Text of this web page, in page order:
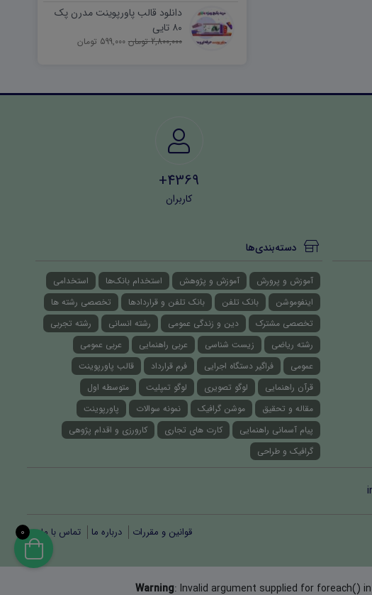
دانلود قالب پاورپوینت مدرن پک
۸۰ تایی
2,800,000 تومان 599,000 تومان
4369+
کاربران
دسته‌بندی‌ها
آموزش و پرورش آموزش و پژوهش استخدام بانک‌ها
استخدامی
اینفوموشن
بانک تلفن بانک تلفن و قراردادها
تخصصی رشته ها
تخصصی مشترک
دین و زندگی عمومی رشته انسانی
رشته تجربی
رشته ریاضی
زیست شناسی عربی راهنمایی
عربی عمومی
عمومی
فراگیر دستگاه اجرایی فرم قرارداد
قالب پاورپوینت
قرآن راهنمایی
لوگو تصویری لوگو تمپلیت
متوسطه اول
مقاله و تحقیق
موشن گرافیک نمونه سوالات
پاورپوینت
پیام آسمانی راهنمایی
کارت های تجاری
کارورزی و اقدام پژوهی
گرافیک و طراحی
قوانین و مقررات درباره ما تماس با ما
Warning: Invalid argument supplied for foreach() in
0